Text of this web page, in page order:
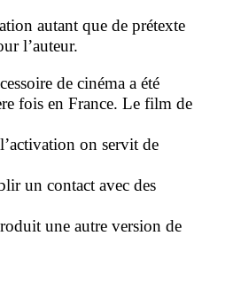
autant que de prétexte
l’auteur.
de cinéma a été
fois en France. Le film de
on servit de
un contact avec des
une autre version de